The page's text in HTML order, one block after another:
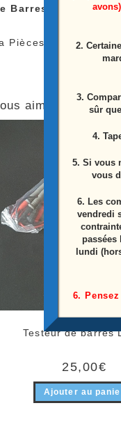
Barres LEDS
Pièces Proviens
aimerez peut-
Testeur de barres
25,00€
Ajouter au
2.
3.
sûr
4.
5. Si vous
vous
6. Les
vendredi
passées
lundi
6.